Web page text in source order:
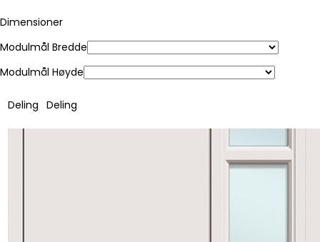
Dimensioner
Modulmål Bredde
Modulmål Høyde
Deling Deling